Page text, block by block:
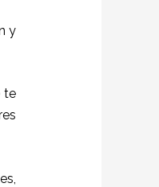
y
te